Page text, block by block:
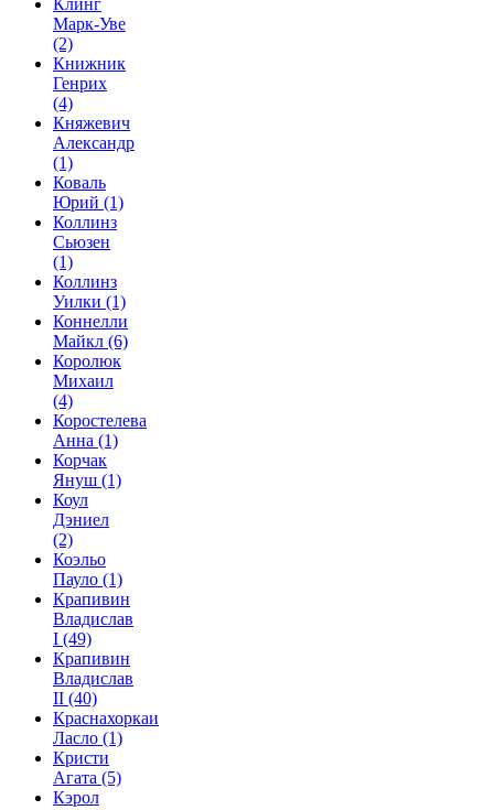
Марк-Уве
(2)
Книжник
Генрих
(4)
Княжевич
Александр
(1)
Коваль
Юрий (1)
Коллинз
Сьюзен
(1)
Коллинз
Уилки (1)
Коннелли
Майкл (6)
Королюк
Михаил
(4)
Коростелева
Анна (1)
Корчак
Януш (1)
Коул
Дэниел
(2)
Коэльо
Пауло (1)
Крапивин
Владислав
I (49)
Крапивин
Владислав
II (40)
Краснахоркаи
Ласло (1)
Кристи
Агата (5)
Кэрол